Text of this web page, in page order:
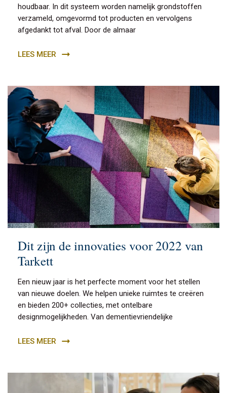
houdbaar. In dit systeem worden namelijk grondstoffen
verzameld, omgevormd tot producten en vervolgens
afgedankt tot afval. Door de almaar
LEES MEER
Dit zijn de innovaties voor 2022 van
Tarkett
Een nieuw jaar is het perfecte moment voor het stellen
van nieuwe doelen. We helpen unieke ruimtes te creëren
en bieden 200+ collecties, met ontelbare
designmogelijkheden. Van dementievriendelijke
LEES MEER